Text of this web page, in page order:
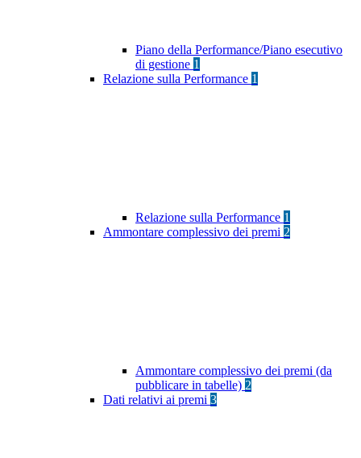
Piano della Performance/Piano esecutivo
di gestione 1
Relazione sulla Performance 1
Relazione sulla Performance 1
Ammontare complessivo dei premi 2
Ammontare complessivo dei premi (da
pubblicare in tabelle) 2
Dati relativi ai premi 3